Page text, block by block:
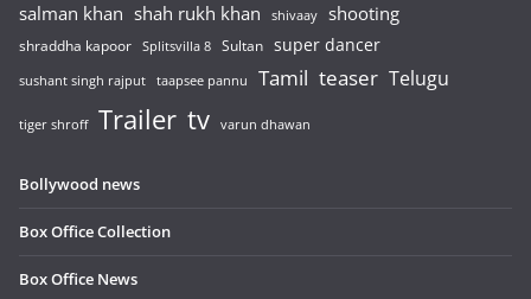
salman khan shah rukh khan shivaay shooting
shraddha kapoor Splitsvilla 8 Sultan super dancer
sushant singh rajput taapsee pannu Tamil teaser Telugu
tiger shroff Trailer tv varun dhawan
Bollywood news
Box Office Collection
Box Office News